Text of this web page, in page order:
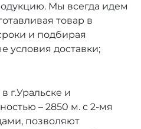
Мы всегда идем
товар в
и подбирая
условия доставки;
г.Уральске и
– 2850 м. с 2-мя
позволяют